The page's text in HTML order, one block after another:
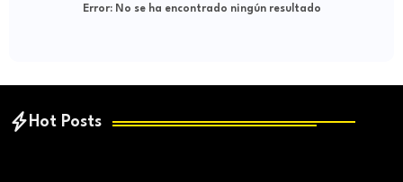
Error:No se ha encontrado ningún resultado
Hot Posts